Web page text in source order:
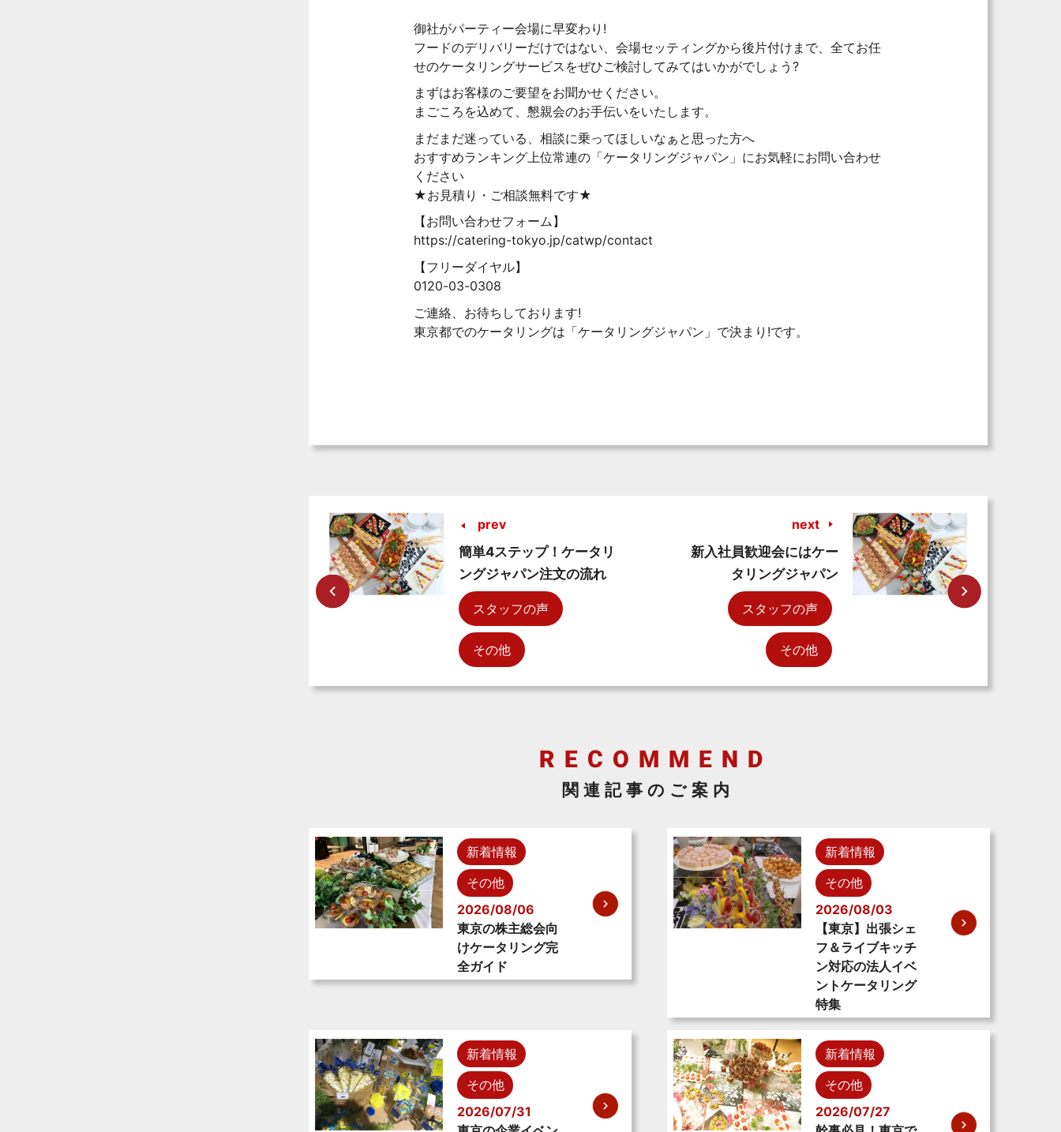
御社がパーティー会場に早変わり!
フードのデリバリーだけではない、会場セッティングから後片付けまで、全てお任
せのケータリングサービスをぜひご検討してみてはいかがでしょう?
まずはお客様のご要望をお聞かせください。
まごころを込めて、懇親会のお手伝いをいたします。
まだまだ迷っている、相談に乗ってほしいなぁと思った方へ
おすすめランキング上位常連の「ケータリングジャパン」にお気軽にお問い合わせ
ください
★お見積り・ご相談無料です★
【お問い合わせフォーム】
https://catering-tokyo.jp/catwp/contact
【フリーダイヤル】
0120-03-0308
ご連絡、お待ちしております!
東京都でのケータリングは「ケータリングジャパン」で決まり!です。
prev
簡単4ステップ！ケータリ
ングジャパン注文の流れ
スタッフの声
その他
next
新入社員歓迎会にはケー
タリングジャパン
スタッフの声
その他
関連記事のご案内
新着情報
その他
2026/08/06
東京の株主総会向
けケータリング完
全ガイド
新着情報
その他
2026/08/03
【東京】出張シェ
フ＆ライブキッチ
ン対応の法人イベ
ントケータリング
特集
新着情報
その他
2026/07/31
新着情報
その他
2026/07/27